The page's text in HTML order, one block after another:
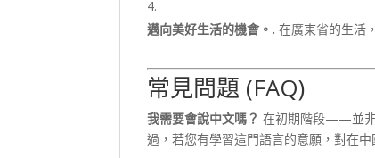
邁向美好生活的機會。. 在廣東省的生活
常見問題 (FAQ)
我需要會說中文嗎？ 在初期階段——並非
過，若您有學習這門語言的意願，對在